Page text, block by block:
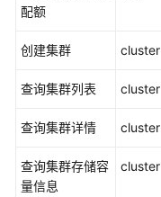
Logstash
使
流
配额
创建集群 cluster
查询集群列表 cluster
查询集群详情 cluster
查询集群存储容
量信息
cluster